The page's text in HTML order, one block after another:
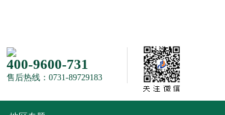
400-9600-731
售后热线：0731-89729183